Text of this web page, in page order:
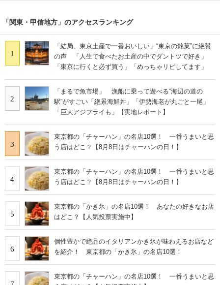
「関東・甲信地方」のアクセスランキング
1
「結局、東京土産で一番おいしい」“東京の銘菓”に絶賛
の声 「人生で食べたお土産の中でダントツで好き」
「東京に行くと必ず買う」「めっちゃリピしてます」
2
「まるで魚市場」 漁船に乗って遊べる“海辺の道の
駅”がすごい「絶景海鮮丼」「伊勢海老が丸ごと一尾」
「巨大アジフライも」【実地レポート】
3
東京都の「チャーハン」の名店10選！ 一番うまいと思
う店はどこ？【8月8日はチャーハンの日！】
4
東京都の「チャーハン」の名店10選！ 一番うまいと思
う店はどこ？【8月8日はチャーハンの日！】
5
東京都の「かき氷」の名店10選！ あなたの好きなお店
はどこ？【人気投票実施中】
6
個性豊かで絶品のイタリアンかき氷が味わえるお店など
を紹介！ 東京都の「かき氷」の名店10選！
東京都の「チャーハン」の名店10選！ 一番うまいと思